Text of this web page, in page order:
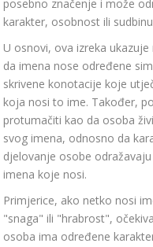
posebno značenje i može
karakter, osobnost ili
U osnovi, ova izreka
da imena nose određene
skrivene konotacije koje
koja nosi to ime. Također,
protumačiti kao da osoba
svog imena, odnosno da
djelovanje osobe
imena koje nosi.
Primjerice, ako netko nosi
"snaga" ili "hrabrost",
osoba ima određene